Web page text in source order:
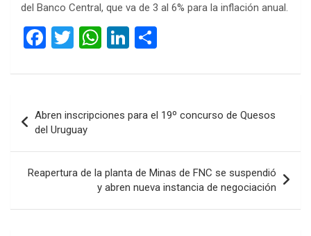
del Banco Central, que va de 3 al 6% para la inflación anual.
F
ce
o
o
k
T
tt
W
at
A
p
p
Li
ke
n
m
ar
tir
de
entradas
Abren inscripciones para el 19º concurso de Quesos
del Uruguay
Reapertura de la planta de Minas de FNC se suspendió
y abren nueva instancia de negociación